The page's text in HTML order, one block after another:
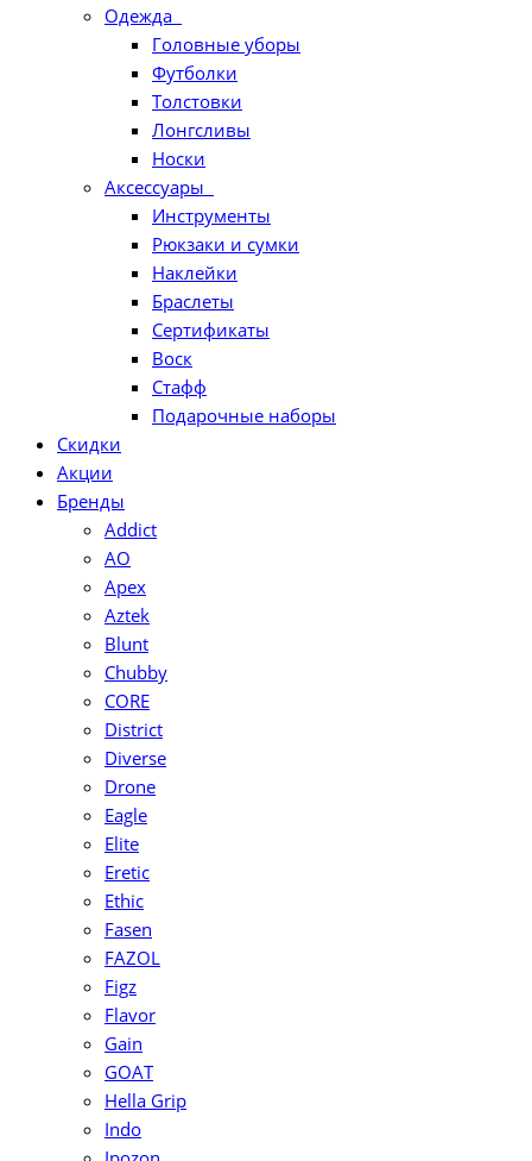
Одежда
Головные уборы
Футболки
Толстовки
Лонгсливы
Носки
Аксессуары
Инструменты
Рюкзаки и сумки
Наклейки
Браслеты
Сертификаты
Воск
Стафф
Подарочные наборы
Скидки
Акции
Бренды
Addict
AO
Apex
Aztek
Blunt
Chubby
CORE
District
Diverse
Drone
Eagle
Elite
Eretic
Ethic
Fasen
FAZOL
Figz
Flavor
Gain
GOAT
Hella Grip
Indo